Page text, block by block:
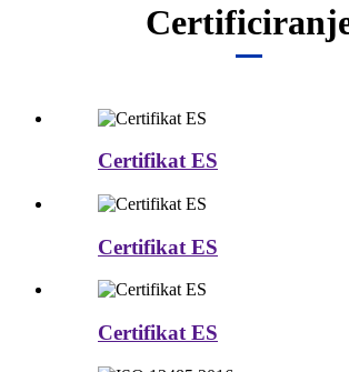
Certifikat ES
Certifikat ES
Certifikat ES